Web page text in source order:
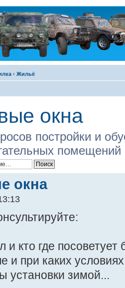
‹ Жильё
окна
постройки и
помещений
окна
и кто где посоветует
и при каких
установки зимой...